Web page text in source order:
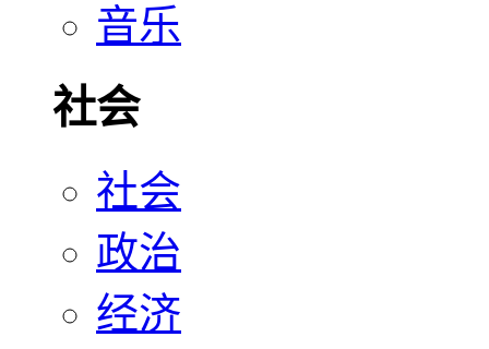
音乐
社会
社会
政治
经济